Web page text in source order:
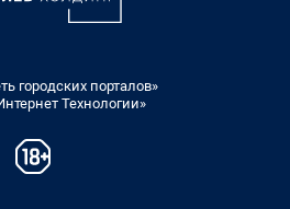
городских порталов»
Технологии»